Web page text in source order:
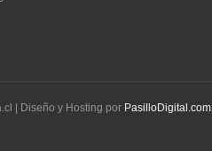
| Diseño y Hosting por PasilloDigital.com